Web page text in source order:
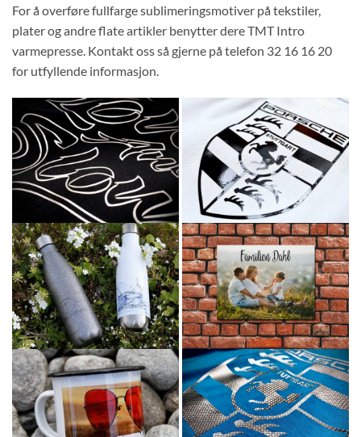
For å overføre fullfarge sublimeringsmotiver på tekstiler,
plater og andre flate artikler benytter dere TMT Intro
varmepresse. Kontakt oss så gjerne på telefon 32 16 16 20
for utfyllende informasjon.